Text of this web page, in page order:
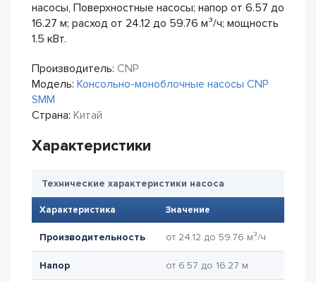
насосы, Поверхностные насосы; напор от 6.57 до
16.27 м; расход от 24.12 до 59.76 м³/ч; мощность
1.5 кВт.
Производитель: CNP
Модель: Консольно-моноблочные насосы CNP
SMM
Страна: Китай
Характеристики
Технические характеристики насоса
Характеристика Значение
Производительность от 24.12 до 59.76 м³/ч
Напор от 6.57 до 16.27 м